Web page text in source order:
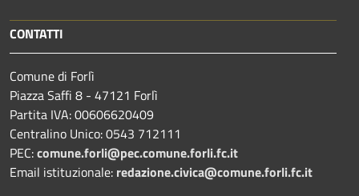
CONTATTI
Comune di Forlì
Piazza Saffi 8 - 47121 Forlì
Partita IVA: 00606620409
Centralino Unico: 0543 712111
PEC:comune.forli@pec.comune.forli.fc.it
Email istituzionale: redazione.civica@comune.forli.fc.it